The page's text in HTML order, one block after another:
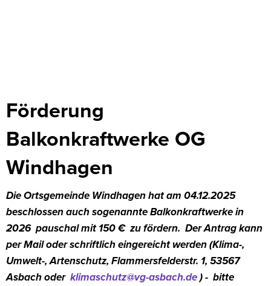
Förderung
Balkonkraftwerke
Ortsgemeinde
Windhagen
Förderung
Balkonkraftwerke OG
Windhagen
Die Ortsgemeinde Windhagen hat am 04.12.2025
beschlossen auch sogenannte Balkonkraftwerke in
2026 pauschal mit 150 € zu fördern. Der Antrag kann
per Mail oder schriftlich eingereicht werden (Klima-,
Umwelt-, Artenschutz, Flammersfelderstr. 1, 53567
Asbach oder klimaschutz@vg-asbach.de) - bitte